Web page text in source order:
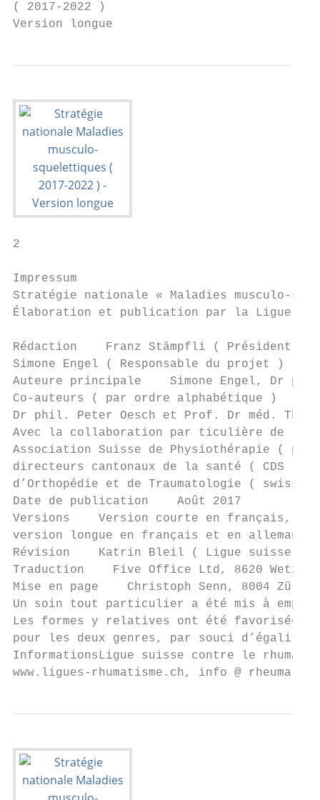
( 2017-2022 )
Version longue
2
Impressum
Stratégie nationale « Maladies musculo-
Élaboration et publication par la Ligue
Rédaction    Franz Stämpfli ( Président
Simone Engel ( Responsable du projet )
Auteure principale    Simone Engel, Dr
Co-auteurs ( par ordre alphabétique )
Dr phil. Peter Oesch et Prof. Dr méd.
Avec la collaboration par ticulière de (
Association Suisse de Physiothérapie (
directeurs cantonaux de la santé ( CDS ),
d’Orthopédie et de Traumatologie ( swiss
Date de publication    Août 2017
Versions    Version courte en français,
version longue en français et en allemand
Révision    Katrin Bleil ( Ligue suisse
Traduction    Five Office Ltd, 8620
Mise en page    Christoph Senn, 8004
Un soin tout particulier a été mis à
Les formes y relatives ont été favorisées
pour les deux genres, par souci d’égalité
InformationsLigue suisse contre le
www.ligues-rhumatisme.ch, info @